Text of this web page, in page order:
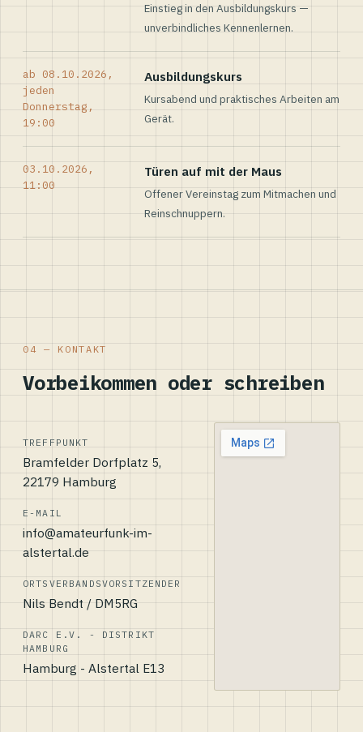
Einstieg in den Ausbildungskurs —
unverbindliches Kennenlernen.
ab 08.10.2026,
jeden
Donnerstag,
19:00
Ausbildungskurs
Kursabend und praktisches Arbeiten am
Gerät.
03.10.2026,
11:00
Türen auf mit der Maus
Offener Vereinstag zum Mitmachen und
Reinschnuppern.
04 — KONTAKT
Vorbeikommen oder schreiben
TREFFPUNKT
Bramfelder Dorfplatz 5,
22179 Hamburg
E-MAIL
info@amateurfunk-im-
alstertal.de
ORTSVERBANDSVORSITZENDER
Nils Bendt / DM5RG
DARC E.V. - DISTRIKT
HAMBURG
Hamburg - Alstertal E13